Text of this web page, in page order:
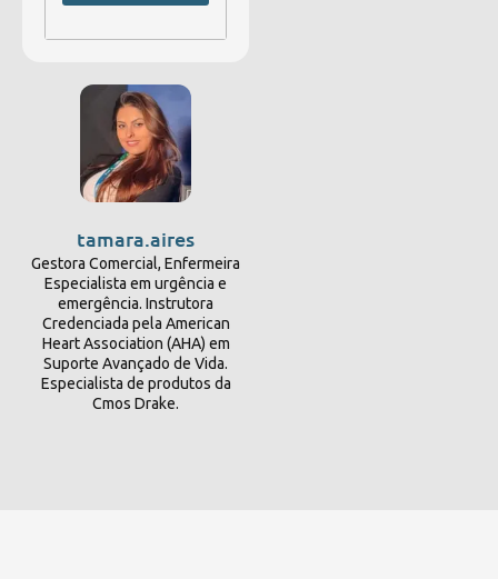
tamara.aires
Gestora Comercial, Enfermeira
Especialista em urgência e
emergência. Instrutora
Credenciada pela American
Heart Association (AHA) em
Suporte Avançado de Vida.
Especialista de produtos da
Cmos Drake.